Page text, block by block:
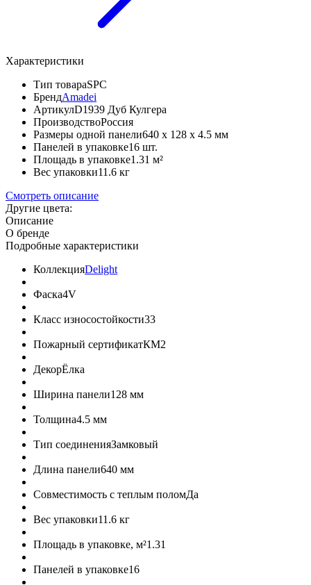
Характеристики
Тип товараSPC
БрендAmadei
АртикулD1939 Дуб Кулгера
ПроизводствоРоссия
Размеры одной панели640 x 128 x 4.5 мм
Панелей в упаковке16 шт.
Площадь в упаковке1.31 м²
Вес упаковки11.6 кг
Смотреть описание
Другие цвета:
Описание
О бренде
Подробные характеристики
КоллекцияDelight
Фаска4V
Класс износостойкости33
Пожарный сертификатКМ2
ДекорЁлка
Ширина панели128 мм
Толщина4.5 мм
Тип соединенияЗамковый
Длина панели640 мм
Совместимость с теплым поломДа
Вес упаковки11.6 кг
Площадь в упаковке, м²1.31
Панелей в упаковке16